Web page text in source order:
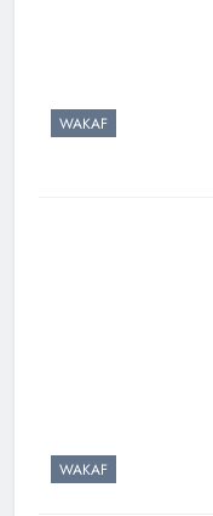
WAKAF
WAKAF